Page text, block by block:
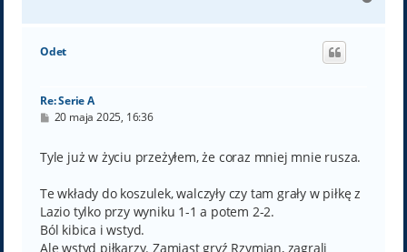
g
Odet
Re: Serie A
P
t
20 maja 2025, 16:36
Tyle już w życiu przeżyłem, że coraz mniej mnie rusza.
Te wkłady do koszulek, walczyły czy tam grały w piłkę z
Lazio tylko przy wyniku 1-1 a potem 2-2.
Ból kibica i wstyd.
Ale wstyd piłkarzy. Zamiast gryź Rzymian, zagrali